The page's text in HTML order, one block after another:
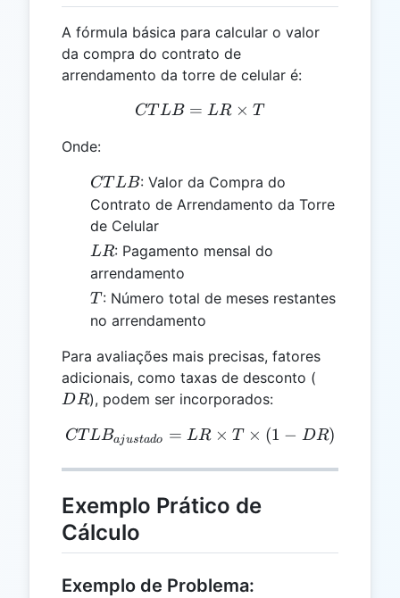
A fórmula básica para calcular o valor
da compra do contrato de
arrendamento da torre de celular é:
CTLB = LR \times T
CTLB = LR × T
Onde:
CTLB
CT LB: Valor da Compra do
Contrato de Arrendamento da Torre
de Celular
LR
LR: Pagamento mensal do
arrendamento
T
T : Número total de meses restantes
no arrendamento
Para avaliações mais precisas, fatores
adicionais, como taxas de desconto (
DR), podem ser incorporados:
CTLB_{ajustado} = LR
CT LBajustado = LR × T × (1 − DR)
Exemplo Prático de
Cálculo
Exemplo de Problema: